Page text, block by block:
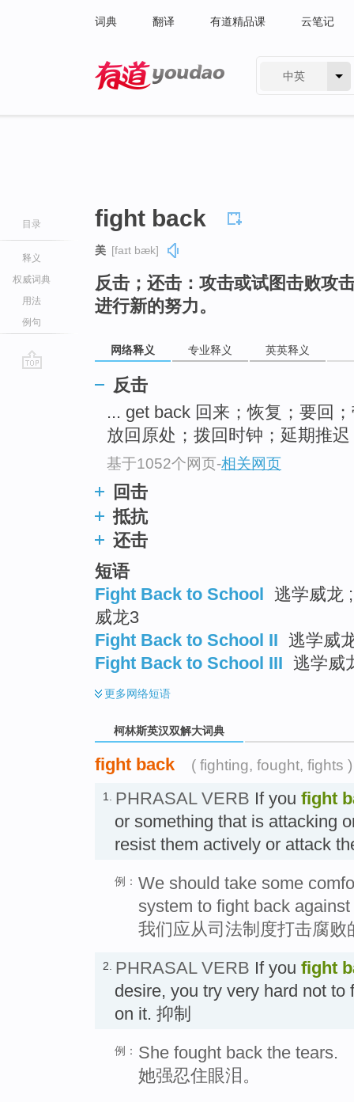
词典 翻译 有道精品课 云笔记
中英
目录
释义
权威词典
用法
例句
fight back
美 [faɪt bæk]
反击；还击：攻击或试图击败攻
进行新的努力。
网络释义 专业释义 英英释义
反击
... get back 回来；恢复；要回
放回原处；拨回时钟；延期推迟
基于1052个网页-相关网页
回击
抵抗
还击
短语
Fight Back to School 逃学威龙
威龙3
Fight Back to School II 逃学威
Fight Back to School III 逃学威
更多网络短语
柯林斯英汉双解大词典
fight back ( fighting, fought, fights )
1. PHRASAL VERB If you fight
or something that is attacking
resist them actively or attack
例： We should take some
system to fight back
我们应从司法制度打击腐
2. PHRASAL VERB If you fight
desire, you try very hard not to
on it. 抑制
例： She fought back the tears.
她强忍住眼泪。